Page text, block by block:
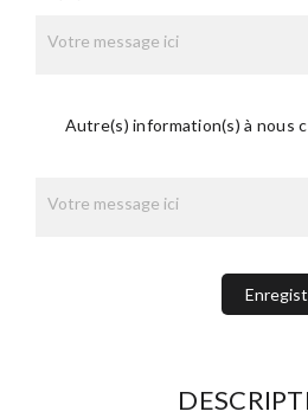
Autre(s) information(s) à nous